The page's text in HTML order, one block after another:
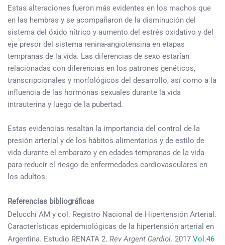
Estas alteraciones fueron más evidentes en los machos que
en las hembras y se acompañaron de la disminución del
sistema del óxido nítrico y aumento del estrés oxidativo y del
eje presor del sistema renina-angiotensina en etapas
tempranas de la vida. Las diferencias de sexo estarían
relacionadas con diferencias en los patrones genéticos,
transcripcionales y morfológicos del desarrollo, así como a la
influencia de las hormonas sexuales durante la vida
intrauterina y luego de la pubertad.
Estas evidencias resaltan la importancia del control de la
presión arterial y de los hábitos alimentarios y de estilo de
vida durante el embarazo y en edades tempranas de la vida
para reducir el riesgo de enfermedades cardiovasculares en
los adultos.
Referencias bibliográficas
Delucchi AM y col. Registro Nacional de Hipertensión Arterial.
Características epidemiológicas de la hipertensión arterial en
Argentina. Estudio RENATA 2. Rev Argent Cardiol. 2017 Vol.46